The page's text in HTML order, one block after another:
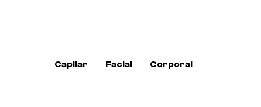
Capilar Facial Corporal